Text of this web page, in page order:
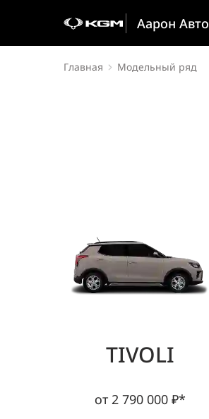
Аарон Авто
Главная Модельный ряд
TIVOLI
от 2 790 000 ₽*